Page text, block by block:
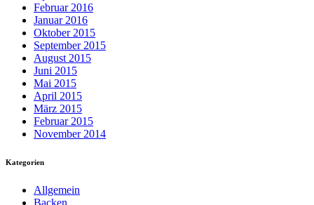
Februar 2016
Januar 2016
Oktober 2015
September 2015
August 2015
Juni 2015
Mai 2015
April 2015
März 2015
Februar 2015
November 2014
Kategorien
Allgemein
Backen